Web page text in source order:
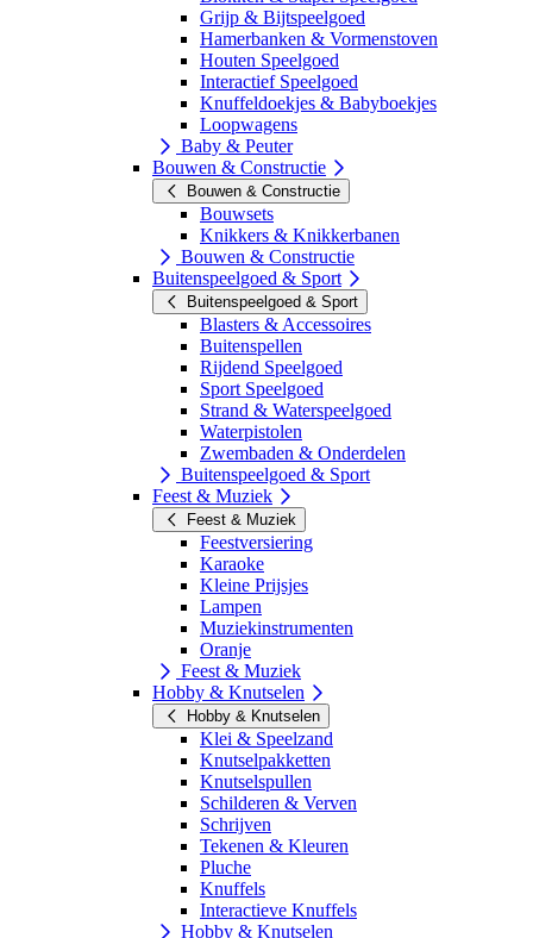
Grijp & Bijtspeelgoed
Hamerbanken & Vormenstoven
Houten Speelgoed
Interactief Speelgoed
Knuffeldoekjes & Babyboekjes
Loopwagens
Baby & Peuter
Bouwen & Constructie
Bouwen & Constructie
Bouwsets
Knikkers & Knikkerbanen
Bouwen & Constructie
Buitenspeelgoed & Sport
Buitenspeelgoed & Sport
Blasters & Accessoires
Buitenspellen
Rijdend Speelgoed
Sport Speelgoed
Strand & Waterspeelgoed
Waterpistolen
Zwembaden & Onderdelen
Buitenspeelgoed & Sport
Feest & Muziek
Feest & Muziek
Feestversiering
Karaoke
Kleine Prijsjes
Lampen
Muziekinstrumenten
Oranje
Feest & Muziek
Hobby & Knutselen
Hobby & Knutselen
Klei & Speelzand
Knutselpakketten
Knutselspullen
Schilderen & Verven
Schrijven
Tekenen & Kleuren
Pluche
Knuffels
Interactieve Knuffels
Hobby & Knutselen